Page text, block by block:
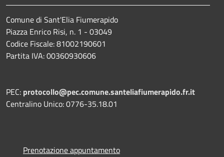
Comune di Sant'Elia Fiumerapido
Piazza Enrico Risi, n. 1 - 03049
Codice Fiscale: 81002190601
Partita IVA: 00360930606
PEC: protocollo@pec.comune.santeliafiumerapido.fr.it
Centralino Unico: 0776-35.18.01
Prenotazione appuntamento